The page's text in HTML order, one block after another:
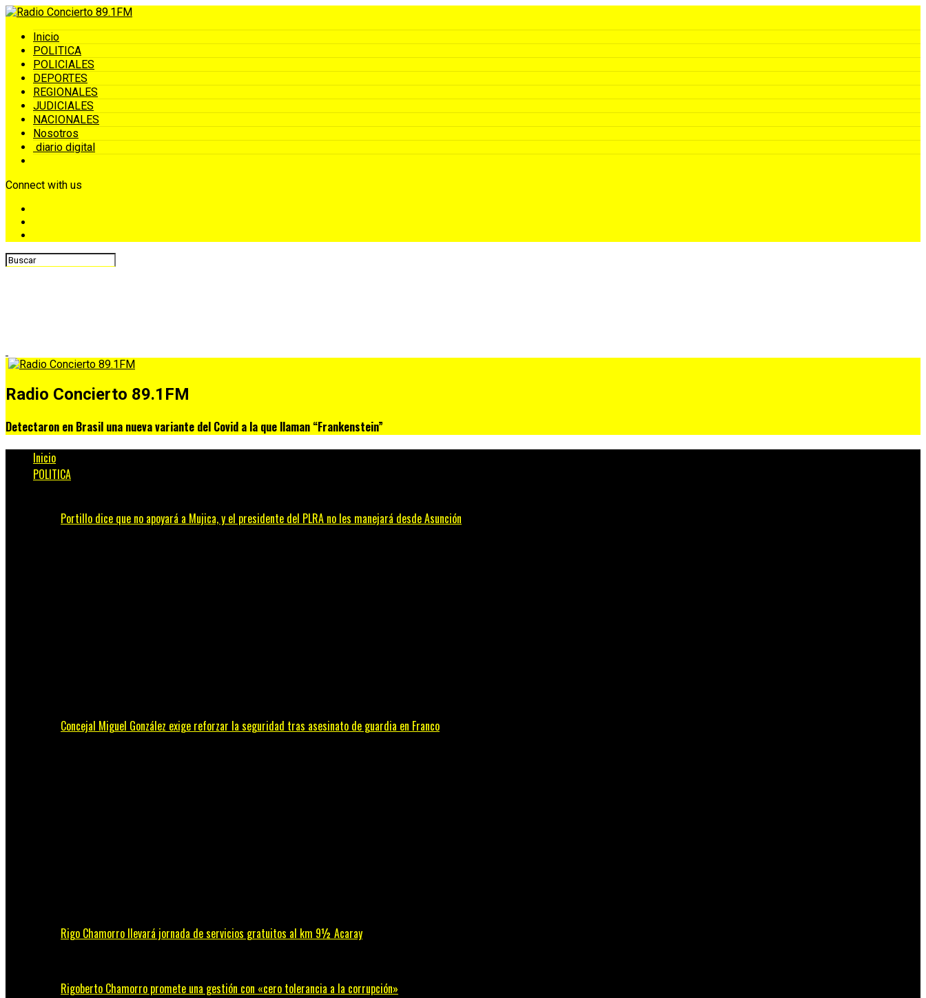
Inicio
POLITICA
POLICIALES
DEPORTES
REGIONALES
JUDICIALES
NACIONALES
Nosotros
diario digital
Connect with us
Radio Concierto 89.1FM
Detectaron en Brasil una nueva variante del Covid a la que llaman “Frankenstein”
Inicio
POLITICA
Portillo dice que no apoyará a Mujica, y el presidente del PLRA no les manejará desde Asunción
Concejal Miguel González exige reforzar la seguridad tras asesinato de guardia en Franco
Rigo Chamorro llevará jornada de servicios gratuitos al km 9½ Acaray
Rigoberto Chamorro promete una gestión con «cero tolerancia a la corrupción»